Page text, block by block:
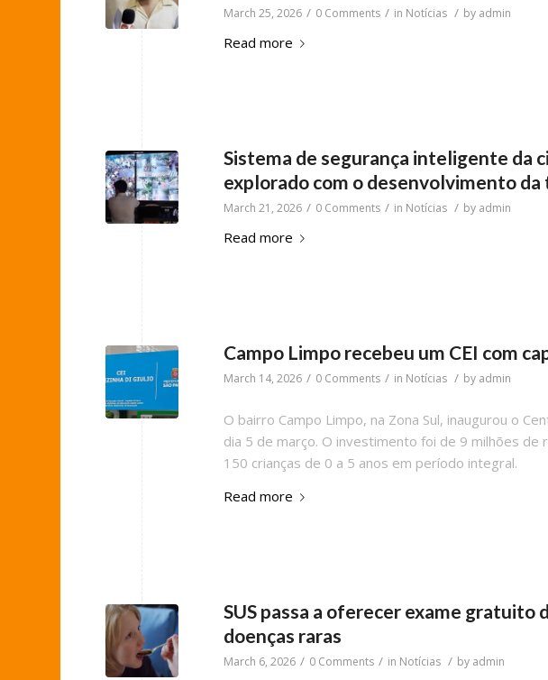
March 25, 2026 / 0 Comments / in Notícias / by admin
Read more
Sistema de segurança inteligente da
explorado com o desenvolvimento da
March 21, 2026 / 0 Comments / in Notícias / by admin
Read more
Campo Limpo recebeu um CEI com
March 14, 2026 / 0 Comments / in Notícias / by admin
O bairro Campo Limpo, na Zona Sul, inaugurou o
dia 5 de março. O investimento foi de 9 milhões
150 crianças de 0 a 5 anos em período integral.
Read more
SUS passa a oferecer exame
doenças raras
March 6, 2026 / 0 Comments / in Notícias / by admin